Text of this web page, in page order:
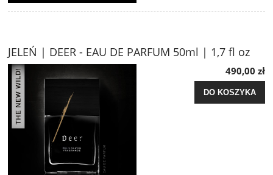
JELEŃ | DEER - EAU DE PARFUM 50ml | 1,7 fl oz
490,00 zł
DO KOSZYKA